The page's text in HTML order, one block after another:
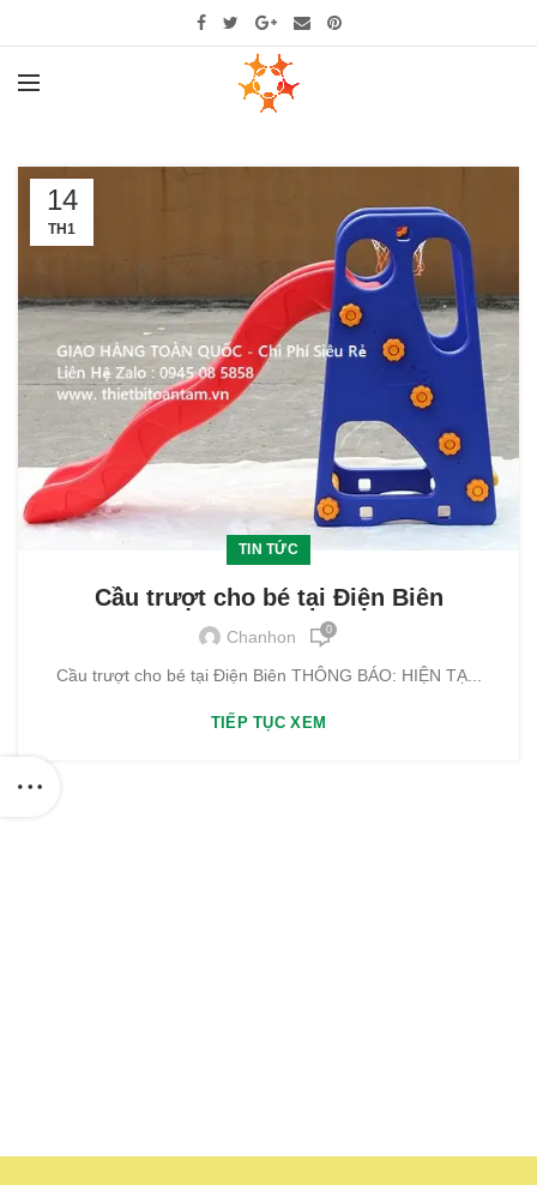
14
TH1
TIN TỨC
Cầu trượt cho bé tại Điện Biên
Chanhon 0
Cầu trượt cho bé tại Điện Biên THÔNG BÁO: HIỆN TẠ...
TIẾP TỤC XEM